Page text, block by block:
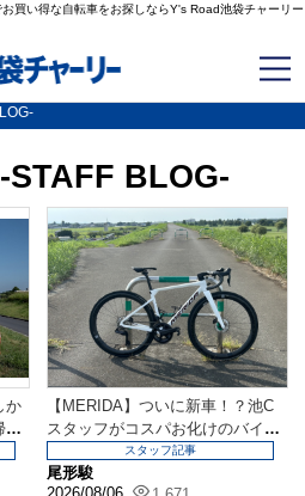
買い得な自転車をお探しならY's Road池袋チャーリー
BLOG-
か
っ
【MERIDA】ついに新車！？池C
スタッフがコスパお化けのバイク
を納車しました。
尾形駿
スタッフ記事